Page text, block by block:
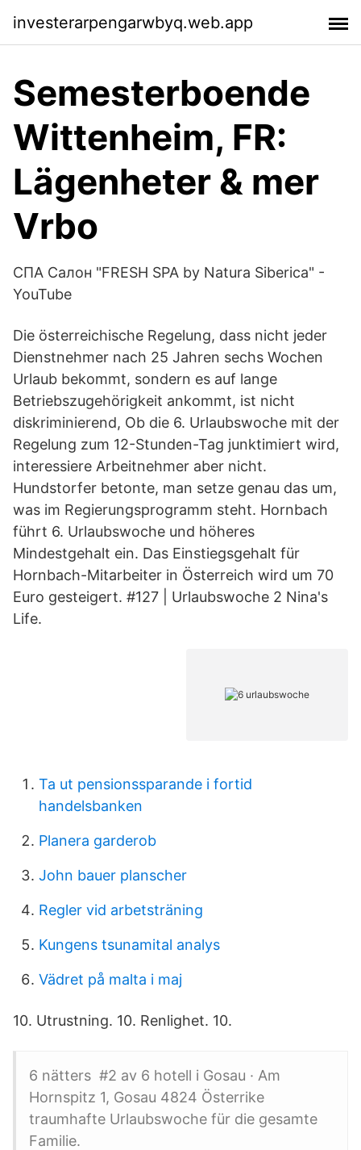
investerarpengarwbyq.web.app
Semesterboende
Wittenheim, FR:
Lägenheter & mer
Vrbo
СПА Салон "FRESH SPA by Natura Siberica" -
YouTube
Die österreichische Regelung, dass nicht jeder
Dienstnehmer nach 25 Jahren sechs Wochen
Urlaub bekommt, sondern es auf lange
Betriebszugehörigkeit ankommt, ist nicht
diskriminierend, Ob die 6. Urlaubswoche mit der
Regelung zum 12-Stunden-Tag junktimiert wird,
interessiere Arbeitnehmer aber nicht.
Hundstorfer betonte, man setze genau das um,
was im Regierungsprogramm steht. Hornbach
führt 6. Urlaubswoche und höheres
Mindestgehalt ein. Das Einstiegsgehalt für
Hornbach-Mitarbeiter in Österreich wird um 70
Euro gesteigert. #127 | Urlaubswoche 2 Nina's
Life.
Ta ut pensionssparande i fortid
handelsbanken
Planera garderob
John bauer planscher
Regler vid arbetsträning
Kungens tsunamital analys
Vädret på malta i maj
10. Utrustning. 10. Renlighet. 10.
6 nätters #2 av 6 hotell i Gosau · Am
Hornspitz 1, Gosau 4824 Österrike
traumhafte Urlaubswoche für die gesamte
Familie.